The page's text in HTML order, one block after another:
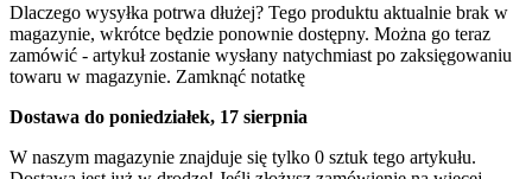
Dlaczego wysyłka potrwa dłużej? Tego produktu aktualnie brak w
magazynie, wkrótce będzie ponownie dostępny. Można go teraz
zamówić - artykuł zostanie wysłany natychmiast po zaksięgowaniu
towaru w magazynie. Zamknąć notatkę
Dostawa do poniedziałek, 17 sierpnia
W naszym magazynie znajduje się tylko 0 sztuk tego artykułu.